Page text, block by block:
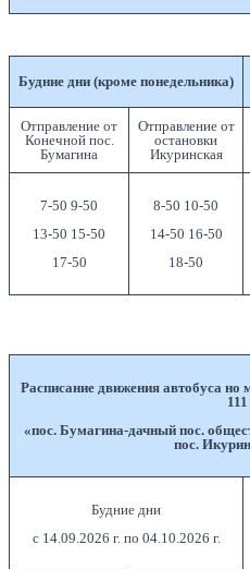
Будние дни (кроме понедельника)
Отправление от
Конечной пос.
Бумагина
Отправление от
остановки
Икуринская
7-50 9-50
13-50 15-50
17-50
8-50 10-50
14-50 16-50
18-50
Расписание движения автобуса
«пос. Бумагина-дачный пос.
пос.
Будние дни
с 14.09.2026 г. по 04.10.2026 г.